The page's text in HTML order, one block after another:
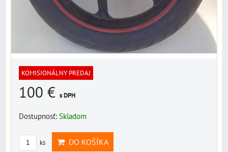
KOMISIONÁLNY PREDAJ
100 € s DPH
Dostupnosť: Skladom
ks DO KOŠÍKA